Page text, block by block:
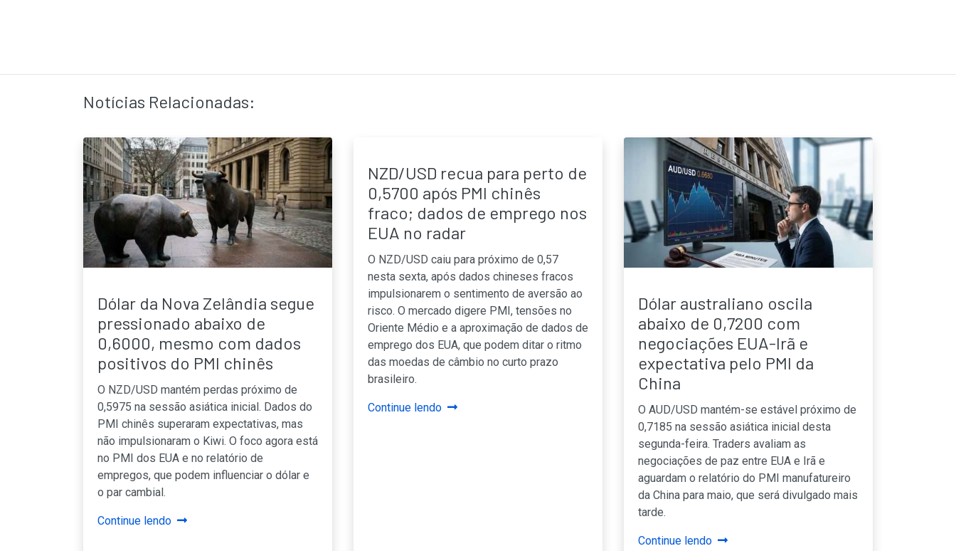
Notícias Relacionadas:
Dólar da Nova Zelândia segue
pressionado abaixo de
0,6000, mesmo com dados
positivos do PMI chinês
O NZD/USD mantém perdas próximo de
0,5975 na sessão asiática inicial. Dados do
PMI chinês superaram expectativas, mas
não impulsionaram o Kiwi. O foco agora está
no PMI dos EUA e no relatório de
empregos, que podem influenciar o dólar e
o par cambial.
Continue lendo
NZD/USD recua para perto de
0,5700 após PMI chinês
fraco; dados de emprego nos
EUA no radar
O NZD/USD caiu para próximo de 0,57
nesta sexta, após dados chineses fracos
impulsionarem o sentimento de aversão ao
risco. O mercado digere PMI, tensões no
Oriente Médio e a aproximação de dados de
emprego dos EUA, que podem ditar o ritmo
das moedas de câmbio no curto prazo
brasileiro.
Continue lendo
Dólar australiano oscila
abaixo de 0,7200 com
negociações EUA-Irã e
expectativa pelo PMI da
China
O AUD/USD mantém-se estável próximo de
0,7185 na sessão asiática inicial desta
segunda-feira. Traders avaliam as
negociações de paz entre EUA e Irã e
aguardam o relatório do PMI manufatureiro
da China para maio, que será divulgado mais
tarde.
Continue lendo